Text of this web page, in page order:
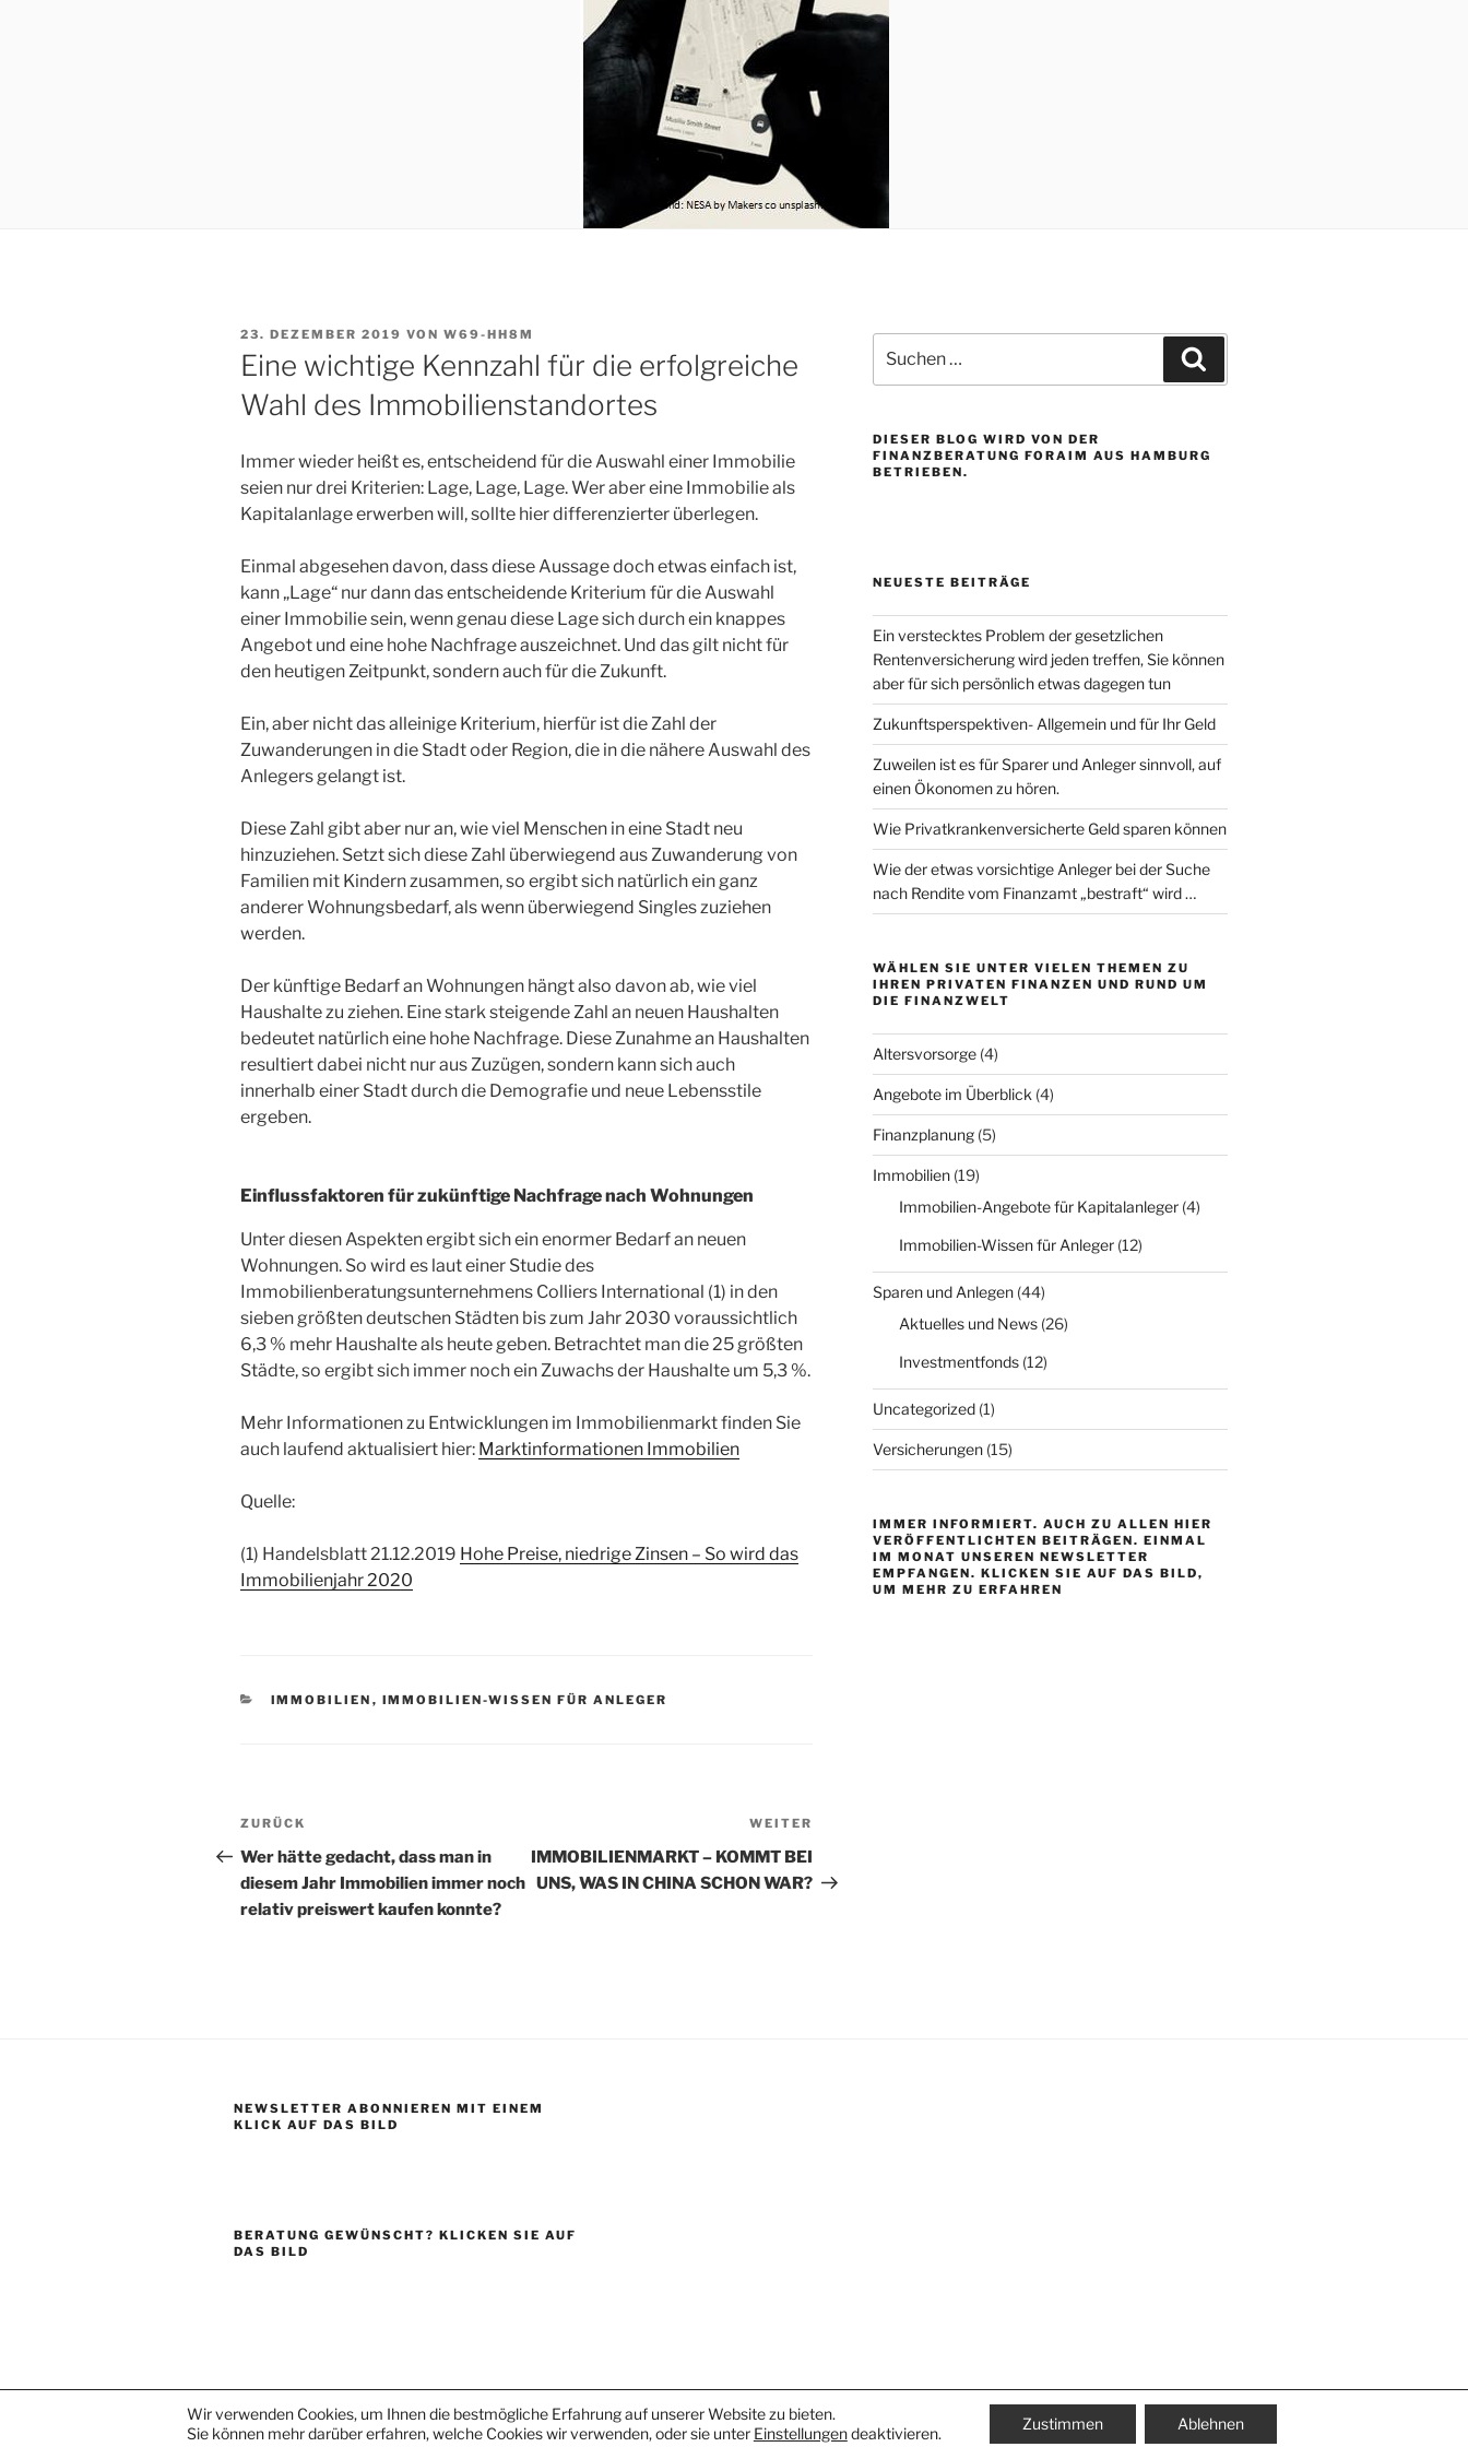
VERÖFFENTLICHT
AM
23. DEZEMBER 2019 VON W69-HH8M
Eine wichtige Kennzahl für die erfolgreiche
Wahl des Immobilienstandortes
Immer wieder heißt es, entscheidend für die Auswahl einer Immobilie
seien nur drei Kriterien: Lage, Lage, Lage. Wer aber eine Immobilie als
Kapitalanlage erwerben will, sollte hier differenzierter überlegen.
Einmal abgesehen davon, dass diese Aussage doch etwas einfach ist,
kann „Lage“ nur dann das entscheidende Kriterium für die Auswahl
einer Immobilie sein, wenn genau diese Lage sich durch ein knappes
Angebot und eine hohe Nachfrage auszeichnet. Und das gilt nicht für
den heutigen Zeitpunkt, sondern auch für die Zukunft.
Ein, aber nicht das alleinige Kriterium, hierfür ist die Zahl der
Zuwanderungen in die Stadt oder Region, die in die nähere Auswahl des
Anlegers gelangt ist.
Diese Zahl gibt aber nur an, wie viel Menschen in eine Stadt neu
hinzuziehen. Setzt sich diese Zahl überwiegend aus Zuwanderung von
Familien mit Kindern zusammen, so ergibt sich natürlich ein ganz
anderer Wohnungsbedarf, als wenn überwiegend Singles zuziehen
werden.
Der künftige Bedarf an Wohnungen hängt also davon ab, wie viel
Haushalte zu ziehen. Eine stark steigende Zahl an neuen Haushalten
bedeutet natürlich eine hohe Nachfrage. Diese Zunahme an Haushalten
resultiert dabei nicht nur aus Zuzügen, sondern kann sich auch
innerhalb einer Stadt durch die Demografie und neue Lebensstile
ergeben.
Einflussfaktoren für zukünftige Nachfrage nach Wohnungen
Unter diesen Aspekten ergibt sich ein enormer Bedarf an neuen
Wohnungen. So wird es laut einer Studie des
Immobilienberatungsunternehmens Colliers International (1) in den
sieben größten deutschen Städten bis zum Jahr 2030 voraussichtlich
6,3 % mehr Haushalte als heute geben. Betrachtet man die 25 größten
Städte, so ergibt sich immer noch ein Zuwachs der Haushalte um 5,3 %.
Mehr Informationen zu Entwicklungen im Immobilienmarkt finden Sie
auch laufend aktualisiert hier: Marktinformationen Immobilien
Quelle:
(1) Handelsblatt 21.12.2019 Hohe Preise, niedrige Zinsen – So wird das
Immobilienjahr 2020
KATEGORIEN
IMMOBILIEN , IMMOBILIEN-WISSEN FÜR ANLEGER
Beitragsnavigation
Vorheriger
Beitrag
ZURÜCK
Wer hätte gedacht, dass man in
diesem Jahr Immobilien immer noch
relativ preiswert kaufen konnte?
WEITER
IMMOBILIENMARKT – KOMMT BEI
UNS, WAS IN CHINA SCHON WAR?
nach:
DIESER BLOG WIRD VON DER
FINANZBERATUNG FORAIM AUS HAMBURG
BETRIEBEN.
NEUESTE BEITRÄGE
Ein verstecktes Problem der gesetzlichen
Rentenversicherung wird jeden treffen, Sie können
aber für sich persönlich etwas dagegen tun
Zukunftsperspektiven- Allgemein und für Ihr Geld
Zuweilen ist es für Sparer und Anleger sinnvoll, auf
einen Ökonomen zu hören.
Wie Privatkrankenversicherte Geld sparen können
Wie der etwas vorsichtige Anleger bei der Suche
nach Rendite vom Finanzamt „bestraft“ wird …
WÄHLEN SIE UNTER VIELEN THEMEN ZU
IHREN PRIVATEN FINANZEN UND RUND UM
DIE FINANZWELT
Altersvorsorge(4)
Angebote im Überblick (4)
Finanzplanung(5)
Immobilien(19)
Immobilien-Angebote für Kapitalanleger(4)
Immobilien-Wissen für Anleger(12)
Sparen und Anlegen(44)
Aktuelles und News(26)
Investmentfonds(12)
Uncategorized(1)
Versicherungen(15)
IMMER INFORMIERT. AUCH ZU ALLEN HIER
VERÖFFENTLICHTEN BEITRÄGEN. EINMAL
IM MONAT UNSEREN NEWSLETTER
EMPFANGEN. KLICKEN SIE AUF DAS BILD,
UM MEHR ZU ERFAHREN
NEWSLETTER ABONNIEREN MIT EINEM
KLICK AUF DAS BILD
BERATUNG GEWÜNSCHT? KLICKEN SIE AUF
DAS BILD
DATENSCHUTZ Stolz präsentiert von WordPress
Wir verwenden Cookies, um Ihnen die bestmögliche Erfahrung auf unserer Website zu bieten.
Sie können mehr darüber erfahren, welche Cookies wir verwenden, oder sie unter Einstellungendeaktivieren.
Zustimmen Ablehnen